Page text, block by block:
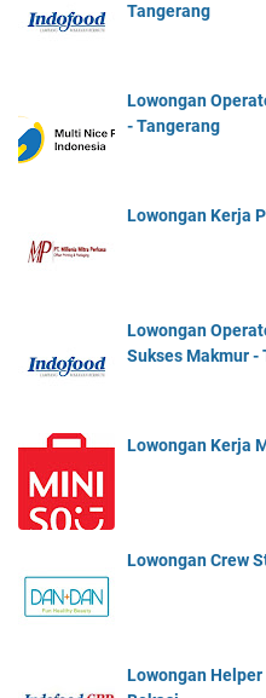
Tangerang
Lowongan
- Tangerang
Lowongan Kerja
Lowongan
Sukses Makmur -
Lowongan Kerja
Lowongan Crew
Lowongan Helper